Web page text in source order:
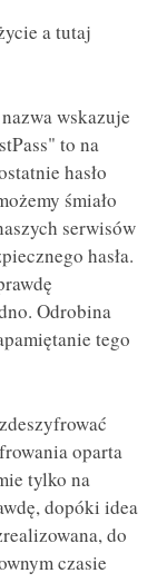
a tutaj
wskazuje
to na
hasło
śmiało
serwisów
hasła.
Odrobina
tego
oparta
tylko na
dopóki idea
do
czasie